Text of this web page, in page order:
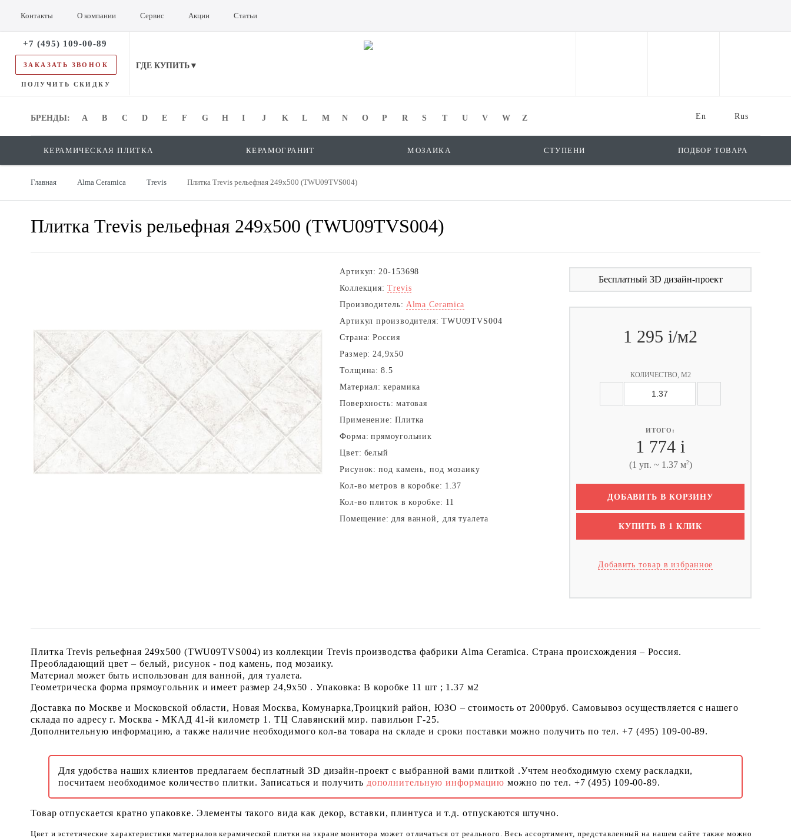
Контакты О компании Сервис Акции Статьи
+7 (495) 109-00-89
ЗАКАЗАТЬ ЗВОНОК
ПОЛУЧИТЬ СКИДКУ
ГДЕ КУПИТЬ▼
Rus
En
БРЕНДЫ: A B C D E F G H I J K L M N O P R S T U V W Z
БРЕНДЫ:
КЕРАМИЧЕСКАЯ ПЛИТКА КЕРАМОГРАНИТ МОЗАИКА СТУПЕНИ ПОДБОР ТОВАРА
Главная Alma Ceramica Trevis Плитка Trevis рельефная 249x500 (TWU09TVS004)
Плитка Trevis рельефная 249x500 (TWU09TVS004)
Артикул: 20-153698
Коллекция: Trevis
Производитель: Alma Ceramica
Артикул производителя: TWU09TVS004
Страна: Россия
Размер: 24,9x50
Толщина: 8.5
Материал: керамика
Поверхность: матовая
Применение: Плитка
Форма: прямоугольник
Цвет: белый
Рисунок: под камень, под мозаику
Кол-во метров в коробке: 1.37
Кол-во плиток в коробке: 11
Помещение: для ванной, для туалета
Бесплатный 3D дизайн-проект
1 295 i/м2
КОЛИЧЕСТВО, М2
ИТОГО:
1 774 i
(1 уп. ~ 1.37 м2)
ДОБАВИТЬ В КОРЗИНУ
КУПИТЬ В 1 КЛИК
Добавить товар в избранное
Плитка Trevis рельефная 249x500 (TWU09TVS004) из коллекции Trevis производства фабрики Alma Ceramica. Страна происхождения – Россия.
Преобладающий цвет – белый, рисунок - под камень, под мозаику.
Материал может быть использован для ванной, для туалета.
Геометрическа форма прямоугольник и имеет размер 24,9x50 . Упаковка: В коробке 11 шт ; 1.37 м2
Доставка по Москве и Московской области, Новая Москва, Комунарка,Троицкий район, ЮЗО – стоимость от 2000руб. Самовывоз осуществляется с нашего
склада по адресу г. Москва - МКАД 41-й километр 1. ТЦ Славянский мир. павильон Г-25.
Дополнительную информацию, а также наличие необходимого кол-ва товара на складе и сроки поставки можно получить по тел. +7 (495) 109-00-89.
Для удобства наших клиентов предлагаем бесплатный 3D дизайн-проект с выбранной вами плиткой .Учтем необходимую схему раскладки,
посчитаем необходимое количество плитки. Записаться и получить дополнительную информациюможно по тел. +7 (495) 109-00-89.
Товар отпускается кратно упаковке. Элементы такого вида как декор, вставки, плинтуса и т.д. отпускаются штучно.
Цвет и эстетические характеристики материалов керамической плитки на экране монитора может отличаться от реального. Весь ассортимент, представленный на нашем сайте также можно